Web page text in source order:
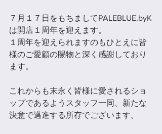
７月１７日をもちましてPALEBLUE.byK
は開店１周年を迎えます。
１周年を迎えられますのもひとえに皆
様のご愛顧の賜物と深く感謝しており
ます。
これからも末永く皆様に愛されるショ
ップであるようスタッフ一同、新たな
決意で邁進する所存でございます。